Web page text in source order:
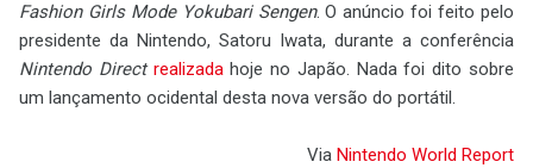
Fashion Girls Mode Yokubari Sengen. O anúncio foi feito pelo
presidente da Nintendo, Satoru Iwata, durante a conferência
Nintendo Direct realizadahoje no Japão. Nada foi dito sobre
um lançamento ocidental desta nova versão do portátil.
Via Nintendo World Report